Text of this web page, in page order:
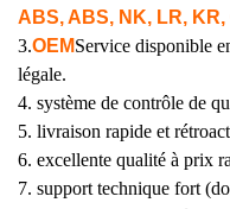
ABS, ABS, NK, LR, KR,
3.OEMService disponible
légale.
4. système de contrôle de
5. livraison rapide et
6. excellente qualité à prix
7. support technique fort